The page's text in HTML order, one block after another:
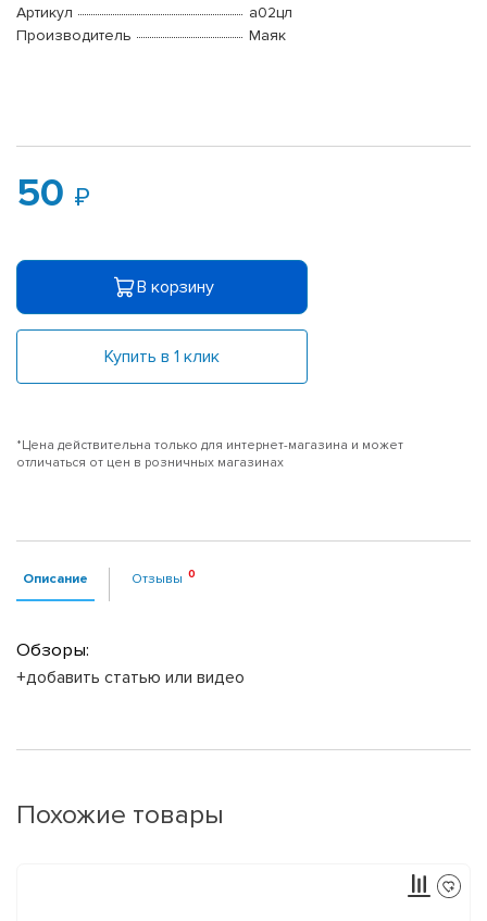
Артикул
а02цл
Производитель
Маяк
50
В корзину
Купить в 1 клик
*Цена действительна только для интернет-магазина и может
отличаться от цен в розничных магазинах
Описание Отзывы
Обзоры:
+добавить статью или видео
Похожие товары